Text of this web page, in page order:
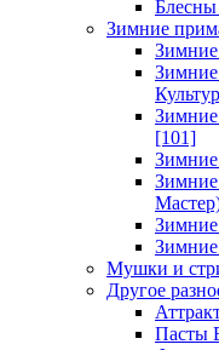
Зимние
[101]
Зимние
Мушки и
Другое
Пасты